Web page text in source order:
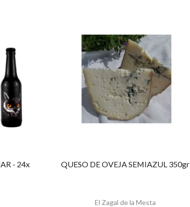
- 24x
QUESO DE OVEJA SEMIAZUL 350gr
El Zagal de la Mesta